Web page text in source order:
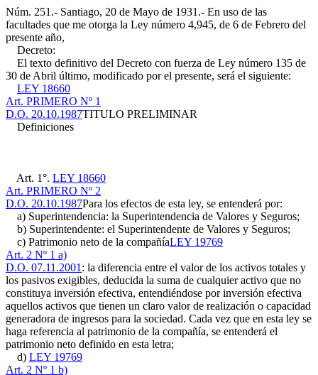
Núm. 251.- Santiago, 20 de Mayo de 1931.- En uso de las
facultades que me otorga la Ley número 4,945, de 6 de Febrero del
presente año,
Decreto:
El texto definitivo del Decreto con fuerza de Ley número 135 de
30 de Abril último, modificado por el presente, será el siguiente:
LEY 18660
Art. PRIMERO Nº 1
D.O. 20.10.1987TITULO PRELIMINAR
Definiciones
Art. 1°. LEY 18660
Art. PRIMERO Nº 2
D.O. 20.10.1987Para los efectos de esta ley, se entenderá por:
a) Superintendencia: la Superintendencia de Valores y Seguros;
b) Superintendente: el Superintendente de Valores y Seguros;
c) Patrimonio neto de la compañíaLEY 19769
Art. 2 Nº 1 a)
D.O. 07.11.2001 : la diferencia entre el valor de los activos totales y
los pasivos exigibles, deducida la suma de cualquier activo que no
constituya inversión efectiva, entendiéndose por inversión efectiva
aquellos activos que tienen un claro valor de realización o capacidad
generadora de ingresos para la sociedad. Cada vez que en esta ley se
haga referencia al patrimonio de la compañía, se entenderá el
patrimonio neto definido en esta letra;
d) LEY 19769
Art. 2 Nº 1 b)